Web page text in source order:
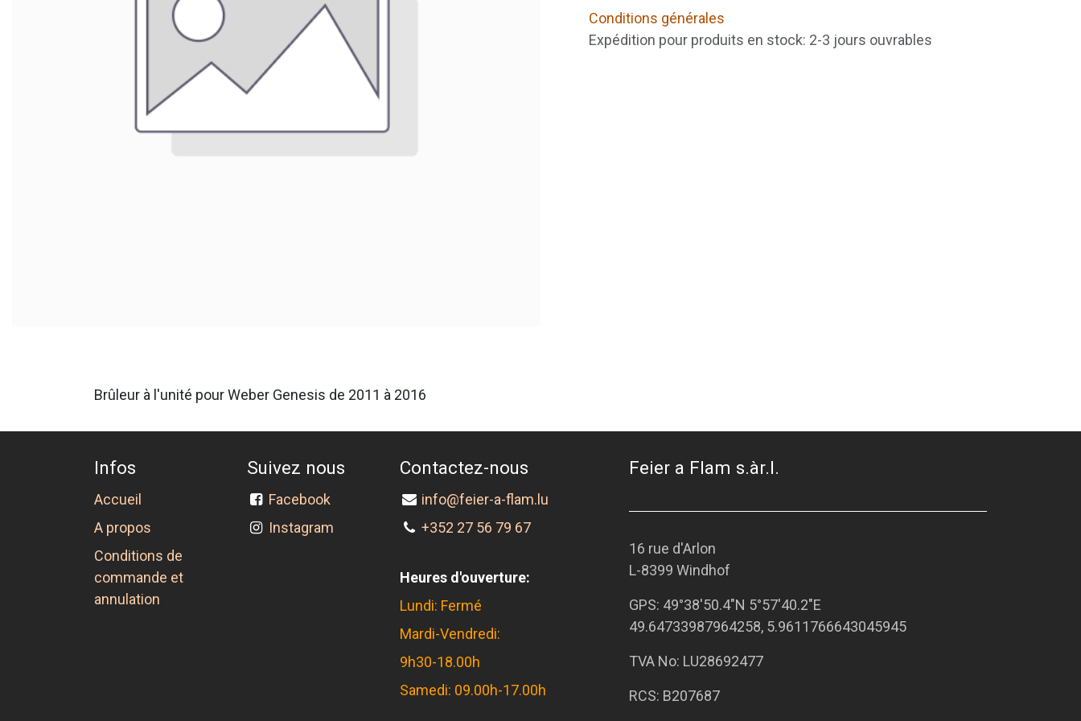
Conditions générales
Expédition pour produits en stock: 2-3 jours ouvrables
Brûleur à l'unité pour Weber Genesis de 2011 à 2016
Infos
Accueil
A propos
Conditions de
commande et
annulation
Suivez nous
Facebook
Instagram
Contactez-nous
info@feier-a-flam.lu
+352 27 56 79 67
Heures d'ouverture:
Lundi: Fermé
Mardi-Vendredi:
9h30-18.00h
Samedi: 09.00h-17.00h
Feier a Flam s.àr.l.
16 rue d'Arlon
L-8399 Windhof
GPS: 49°38'50.4"N 5°57'40.2"E
49.64733987964258, 5.9611766643045945
TVA No: LU28692477
RCS: B207687